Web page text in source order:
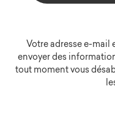
Votre adresse e-mail
envoyer des
tout moment vous